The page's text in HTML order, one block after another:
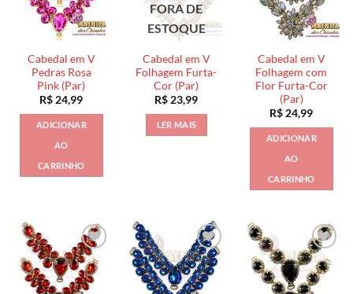
Cabedal em V
Pedras Rosa
Pink (Par)
R$ 24,99
ADICIONAR
AO
CARRINHO
FORA DE
ESTOQUE
Cabedal em V
Folhagem Furta-
Cor (Par)
R$ 23,99
LER MAIS
Cabedal em V
Folhagem com
Flor Furta-Cor
(Par)
R$ 24,99
ADICIONAR
AO
CARRINHO